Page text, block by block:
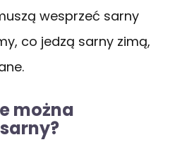
wesprzeć sarny
co jedzą sarny zimą,
można